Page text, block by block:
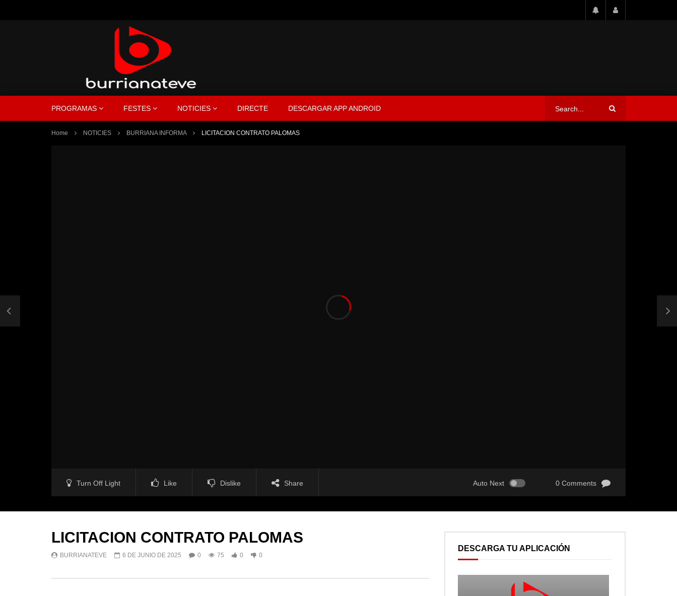
PROGRAMAS FESTES NOTICIES DIRECTE DESCARGAR APP ANDROID
Home NOTICIES BURRIANA INFORMA LICITACION CONTRATO PALOMAS
Turn Off Light Like Dislike Share Auto Next 0 Comments
LICITACION CONTRATO PALOMAS
BURRIANATEVE 6 DE JUNIO DE 2025 0 75 0 0
DESCARGA TU APLICACIÓN